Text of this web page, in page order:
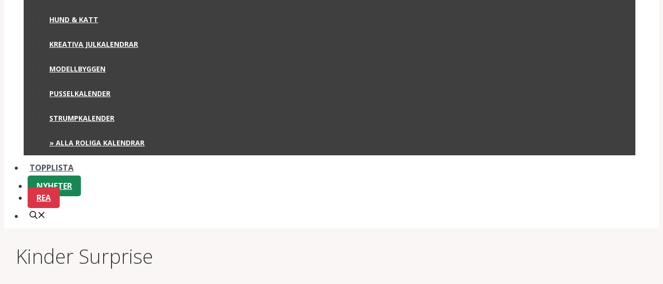
HUND & KATT
KREATIVA JULKALENDRAR
MODELLBYGGEN
PUSSELKALENDER
STRUMPKALENDER
» ALLA ROLIGA KALENDRAR
TOPPLISTA
NYHETER
REA
Kinder Surprise